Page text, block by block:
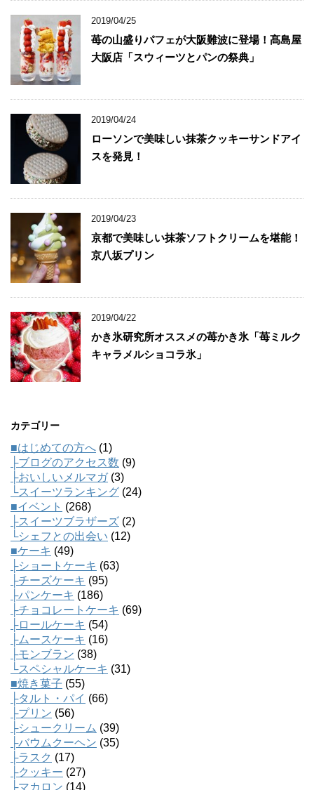
2019/04/25
苺の山盛りパフェが大阪難波に登場！髙島屋
大阪店「スウィーツとパンの祭典」
2019/04/24
ローソンで美味しい抹茶クッキーサンドアイ
スを発見！
2019/04/23
京都で美味しい抹茶ソフトクリームを堪能！
京八坂プリン
2019/04/22
かき氷研究所オススメの苺かき氷「苺ミルク
キャラメルショコラ氷」
カテゴリー
■はじめての方へ (1)
├ブログのアクセス数 (9)
├おいしいメルマガ(3)
└スイーツランキング (24)
■イベント (268)
├スイーツブラザーズ (2)
└シェフとの出会い (12)
■ケーキ (49)
├ショートケーキ (63)
├チーズケーキ (95)
├パンケーキ (186)
├チョコレートケーキ (69)
├ロールケーキ (54)
├ムースケーキ (16)
├モンブラン (38)
└スペシャルケーキ (31)
■焼き菓子 (55)
├タルト・パイ (66)
├プリン (56)
├シュークリーム (39)
├バウムクーヘン (35)
├ラスク (17)
├クッキー (27)
├マカロン (14)